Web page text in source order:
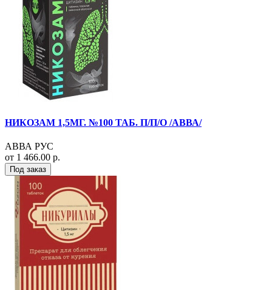
НИКОЗАМ 1,5МГ. №100 ТАБ. П/П/О /АВВА/
АВВА РУС
от 1 466.00 р.
Под заказ